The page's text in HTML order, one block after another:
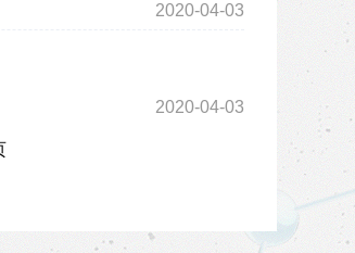
2020-04-03
2020-04-03